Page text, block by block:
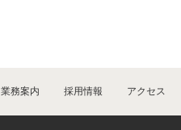
業務案内 採用情報 アクセス